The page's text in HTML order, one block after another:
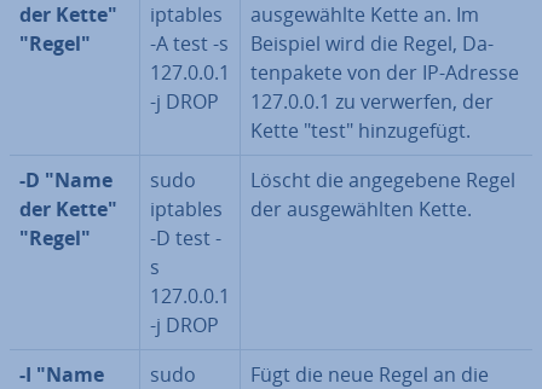
der Kette"
"Regel"
iptables
-A test -s
127.0.0.1
-j DROP
aus­ge­wähl­te Kette an. Im
Beispiel wird die Regel, Da­
ten­pa­ke­te von der IP-Adresse
127.0.0.1 zu verwerfen, der
Kette "test" hin­zu­ge­fügt.
-D "Name
der Kette"
"Regel"
sudo
iptables
-D test -
s
127.0.0.1
-j DROP
Löscht die an­ge­ge­be­ne Regel
der aus­ge­wähl­ten Kette.
-I "Name
sudo
Fügt die neue Regel an die